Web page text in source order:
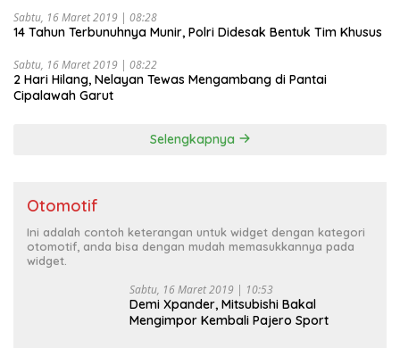
Sabtu, 16 Maret 2019 | 08:28
14 Tahun Terbunuhnya Munir, Polri Didesak Bentuk Tim Khusus
Sabtu, 16 Maret 2019 | 08:22
2 Hari Hilang, Nelayan Tewas Mengambang di Pantai
Cipalawah Garut
Selengkapnya
Otomotif
Ini adalah contoh keterangan untuk widget dengan kategori
otomotif, anda bisa dengan mudah memasukkannya pada
widget.
Sabtu, 16 Maret 2019 | 10:53
Demi Xpander, Mitsubishi Bakal
Mengimpor Kembali Pajero Sport